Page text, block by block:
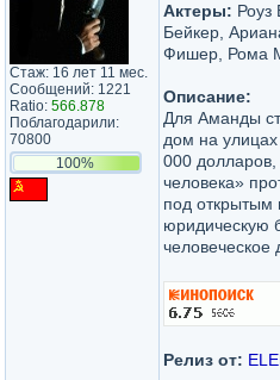
Стаж: 16 лет 11 мес.
Сообщений: 1221
Ratio: 566.878
Поблагодарили:
70800
100%
Актеры: Роуз
Бейкер,
Фишер, Рома
Описание:
Для Аманды
дом на
000
человека»
под открытым
юридическую
человеческое
Релиз от: